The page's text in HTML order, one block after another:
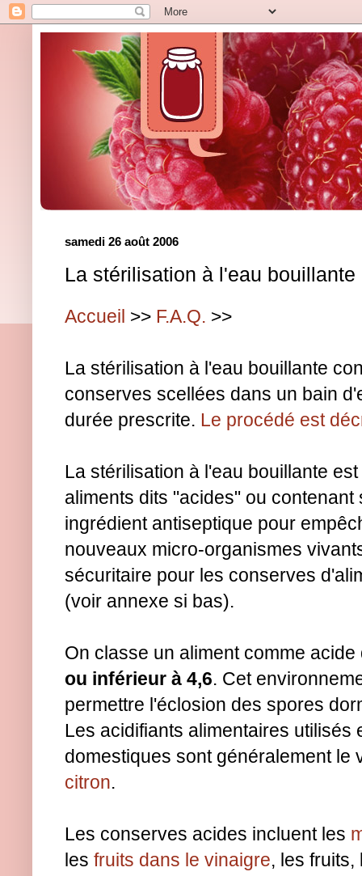
samedi 26 août 2006
La stérilisation à l'eau bouillante
Accueil >> F.A.Q. >>
La stérilisation à l'eau bouillante
conserves scellées dans un bain
durée prescrite. Le procédé est
La stérilisation à l'eau bouillante
aliments dits "acides" ou contenant
ingrédient antiseptique pour
nouveaux micro-organismes
sécuritaire pour les conserves
(voir annexe si bas).
On classe un aliment comme
ou inférieur à 4,6. Cet
permettre l'éclosion des spores
Les acidifiants alimentaires utilisés
domestiques sont généralement le
citron.
Les conserves acides incluent les
les fruits dans le vinaigre, les fruits,